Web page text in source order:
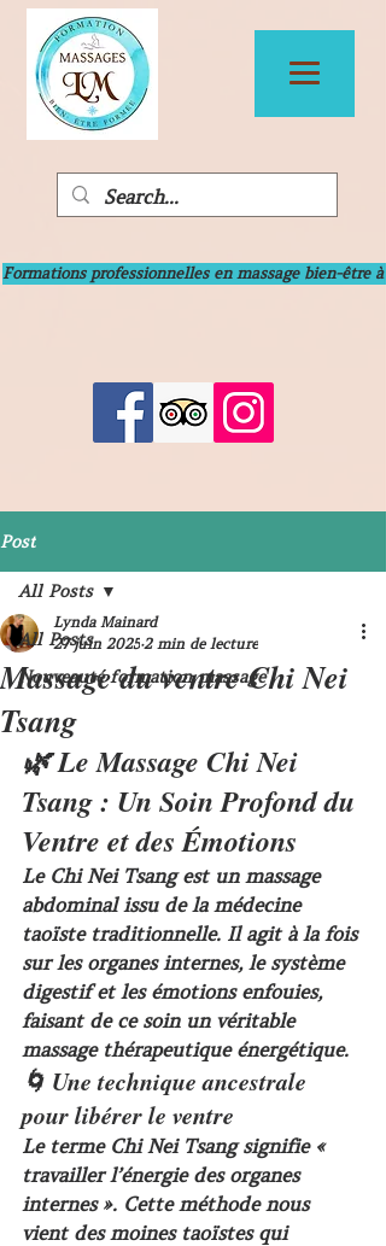
Formations professionnelles en massage bien-être à
Post
All Posts
Nouveauté formation massage
All Posts
Massage du ventre Chi Nei
Tsang
Lynda Mainard
27 juin 2025 2 min de lecture
🌿 Le Massage Chi Nei
Tsang : Un Soin Profond du
Ventre et des Émotions
Le Chi Nei Tsang est un massage
abdominal issu de la médecine
taoïste traditionnelle. Il agit à la fois
sur les organes internes, le système
digestif et les émotions enfouies,
faisant de ce soin un véritable
massage thérapeutique énergétique.
🌀 Une technique ancestrale
pour libérer le ventre
Le terme Chi Nei Tsang signifie «
travailler l’énergie des organes
internes ». Cette méthode nous
vient des moines taoïstes qui